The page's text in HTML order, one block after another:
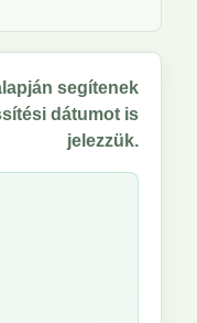
segítenek
dátumot is
jelezzük.